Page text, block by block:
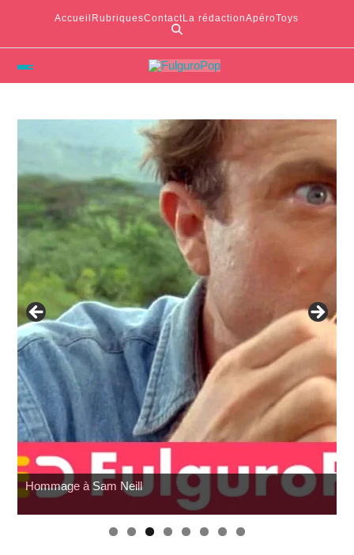
Accueil RubriquesContactLa rédactionApéroToys
Pocket Fighter